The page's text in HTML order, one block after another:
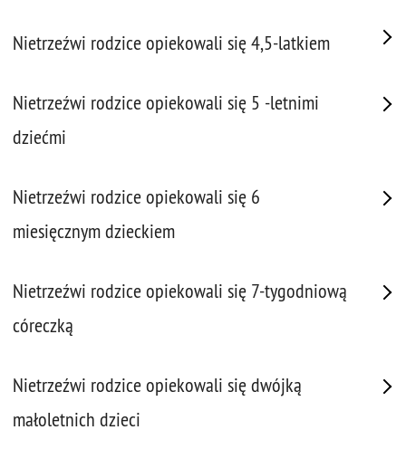
Nietrzeźwi rodzice opiekowali się 4,5-latkiem
Nietrzeźwi rodzice opiekowali się 5 -letnimi
dziećmi
Nietrzeźwi rodzice opiekowali się 6
miesięcznym dzieckiem
Nietrzeźwi rodzice opiekowali się 7-tygodniową
córeczką
Nietrzeźwi rodzice opiekowali się dwójką
małoletnich dzieci